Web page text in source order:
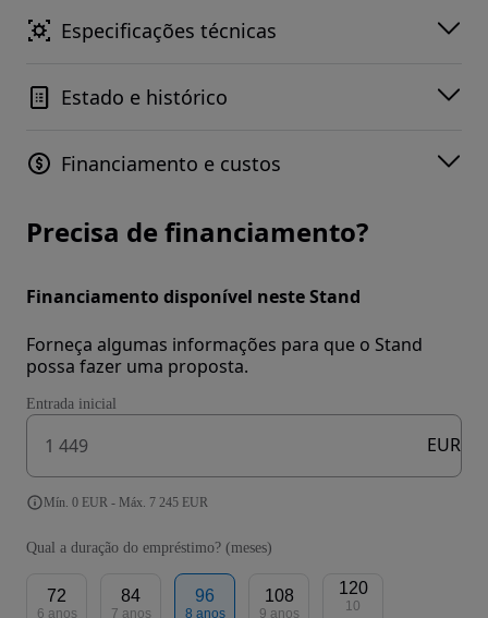
Especificações técnicas
Estado e histórico
Financiamento e custos
Precisa de financiamento?
Financiamento disponível neste Stand
Forneça algumas informações para que o Stand
possa fazer uma proposta.
Entrada inicial
EUR
Mín. 0 EUR - Máx. 7 245 EUR
Qual a duração do empréstimo? (meses)
72
6 anos
84
7 anos
96
8 anos
108
9 anos
120
10